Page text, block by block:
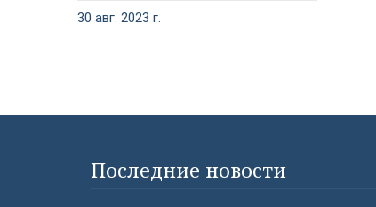
30 авг. 2023 г.
Последние новости